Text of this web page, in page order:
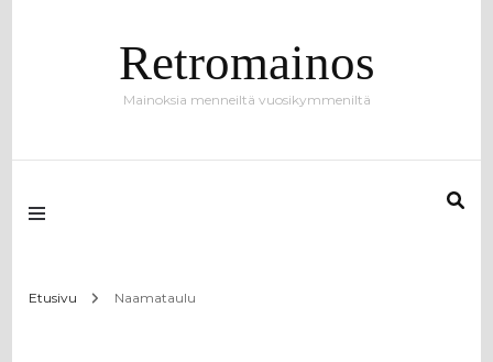
Retromainos
Mainoksia menneiltä vuosikymmeniltä
Etusivu Naamataulu